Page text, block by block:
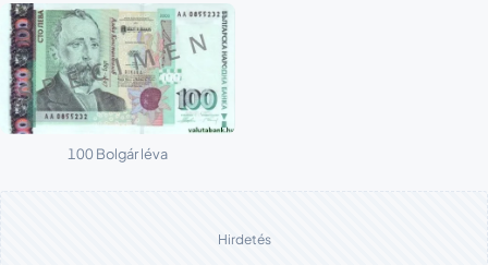
100 Bolgár léva
Hirdetés